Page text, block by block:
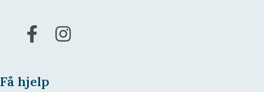
Gå til vår Facebook
Gå til vår Instagram
Få hjelp